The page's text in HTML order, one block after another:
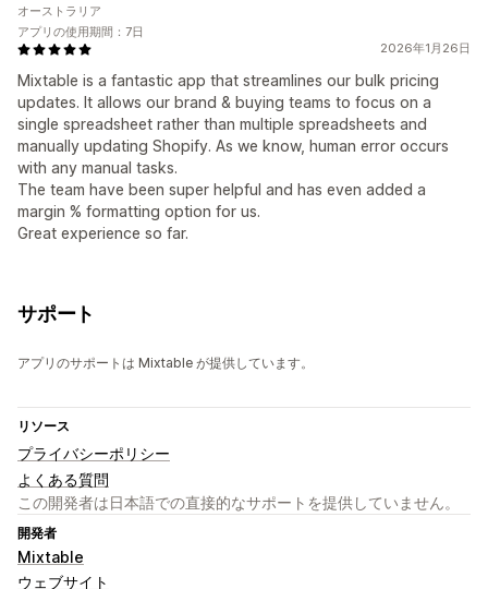
2026年1月26日
Mixtable is a fantastic app that streamlines our bulk pricing
updates. It allows our brand & buying teams to focus on a
single spreadsheet rather than multiple spreadsheets and
manually updating Shopify. As we know, human error occurs
with any manual tasks.
The team have been super helpful and has even added a
margin % formatting option for us.
Great experience so far.
オーストラリア
アプリの使用期間：7日
サポート
アプリのサポートは Mixtable が提供しています。
リソース
プライバシーポリシー
よくある質問
この開発者は日本語での直接的なサポートを提供していません。
開発者
Mixtable
ウェブサイト